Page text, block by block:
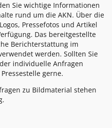
Sie wichtige Informationen
rund um die AKN. Über die
Pressefotos und Artikel
Das bereitgestellte
Berichterstattung im
werden. Sollten Sie
individuelle Anfragen
gerne.
zu Bildmaterial stehen